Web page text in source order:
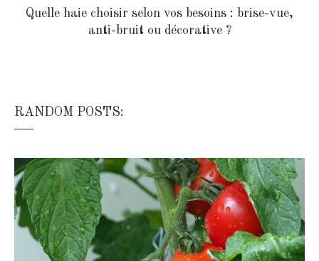
Quelle haie choisir selon vos besoins : brise-vue,
anti-bruit ou décorative ?
RANDOM POSTS: